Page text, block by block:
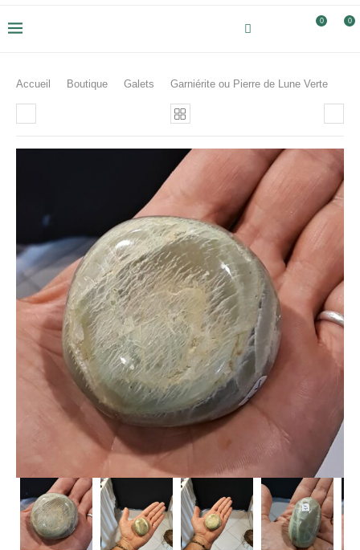
0 0
Accueil Boutique Galets Garniérite ou Pierre de Lune Verte